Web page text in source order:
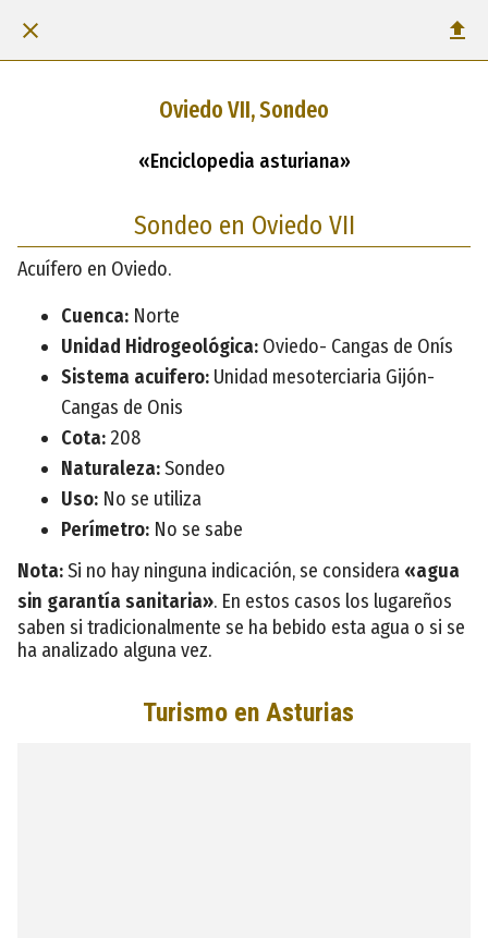
Oviedo VII, Sondeo
«Enciclopedia asturiana»
Sondeo en Oviedo VII
Acuífero en Oviedo.
Cuenca: Norte
Unidad Hidrogeológica: Oviedo- Cangas de Onís
Sistema acuifero: Unidad mesoterciaria Gijón-
Cangas de Onis
Cota: 208
Naturaleza:Sondeo
Uso: No se utiliza
Perímetro: No se sabe
Nota:Si no hay ninguna indicación, se considera «agua
sin garantía sanitaria». En estos casos los lugareños
saben si tradicionalmente se ha bebido esta agua o si se
ha analizado alguna vez.